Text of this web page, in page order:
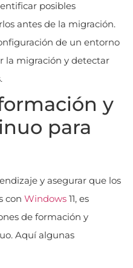
posibles
antes de la migración.
de un entorno
la migración y detectar
y
para
y asegurar que los
con Windows 11, es
de formación y
Aquí algunas